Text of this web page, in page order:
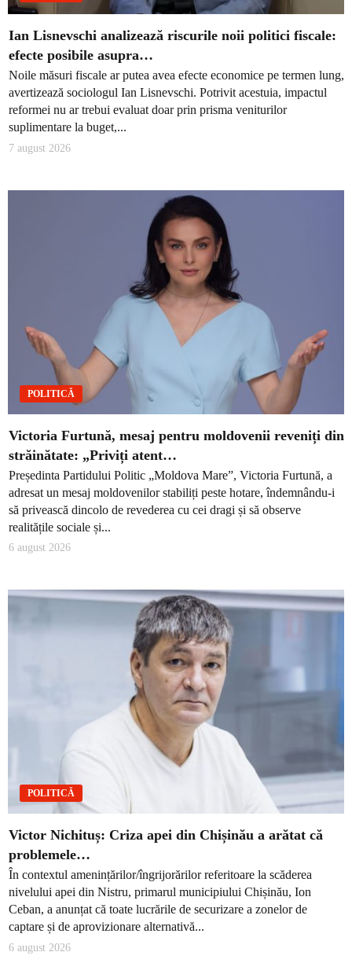
Ian Lisnevschi analizează riscurile noii politici fiscale:
efecte posibile asupra…
Noile măsuri fiscale ar putea avea efecte economice pe termen lung,
avertizează sociologul Ian Lisnevschi. Potrivit acestuia, impactul
reformei nu ar trebui evaluat doar prin prisma veniturilor
suplimentare la buget,...
7 august 2026
POLITICĂ
Victoria Furtună, mesaj pentru moldovenii reveniți din
străinătate: „Priviți atent…
Președinta Partidului Politic „Moldova Mare”, Victoria Furtună, a
adresat un mesaj moldovenilor stabiliți peste hotare, îndemnându-i
să privească dincolo de revederea cu cei dragi și să observe
realitățile sociale și...
6 august 2026
POLITICĂ
Victor Nichituș: Criza apei din Chișinău a arătat că
problemele…
În contextul amenințărilor/îngrijorărilor referitoare la scăderea
nivelului apei din Nistru, primarul municipiului Chișinău, Ion
Ceban, a anunțat că toate lucrările de securizare a zonelor de
captare și de aprovizionare alternativă...
6 august 2026